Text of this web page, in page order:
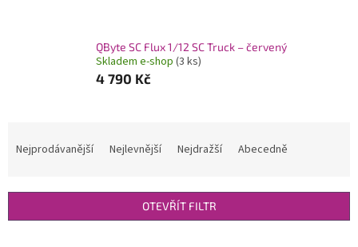
QByte SC Flux 1/12 SC Truck – červený
Skladem e-shop (3 ks)
4 790 Kč
í
Nejprodávanější Nejlevnější Nejdražší Abecedně
OTEVŘÍT FILTR